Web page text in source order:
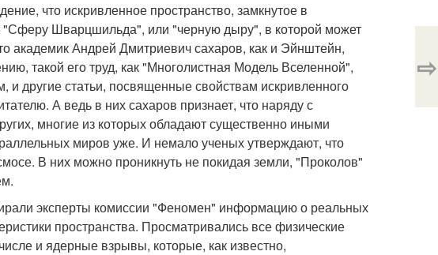
что искривленное пространство, замкнутое в
"Сферу Шварцшильда", или "черную дыру", в которой может
академик Андрей Дмитриевич сахаров, как и Эйнштейн,
такой его труд, как "Многолистная Модель Вселенной",
другие статьи, посвященные свойствам искривленного
А ведь в них сахаров признает, что наряду с
многие из которых обладают существенно иными
миров уже. И немало ученых утверждают, что
В них можно проникнуть не покидая земли, "Проколов"
эксперты комиссии "Феномен" информацию о реальных
пространства. Просматривались все физические
и ядерные взрывы, которые, как известно,
⇨